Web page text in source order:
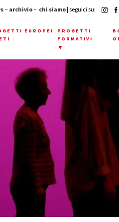
−archivio− chi siamo| seguici su:
EUROPEI
PROGETTI
FORMATIVI
▼